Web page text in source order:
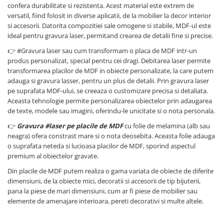
Placi Spuma / Polistiren
Geam Protectie Plexiglas
Placi PET Transparent
Produse FabTech
Promotii
confera durabilitate si rezistenta. Acest material este extrem de
versatil, fiind folosit in diverse aplicatii, de la mobilier la decor interior
si accesorii. Datorita compozitiei sale omogene si stabile, MDF-ul este
ideal pentru gravura laser, permitand crearea de detalii fine si precise.
👉 #Gravura laser sau cum transformam o placa de MDF intr-un
produs personalizat, special pentru cei dragi. Debitarea laser permite
transformarea placilor de MDF in obiecte personalizate, la care putem
adauga si gravura lasser, pentru un plus de detalii. Prin gravura laser
pe suprafata MDF-ului, se creeaza o customizare precisa si detaliata.
Aceasta tehnologie permite personalizarea obiectelor prin adaugarea
de texte, modele sau imagini, oferindu-le unicitate si o nota personala.
👉 Gravura #laser pe placile de MDFcu folie de melamina (alb sau
neagra) ofera constrast mare si o nota deosebita. Aceasta folie adauga
o suprafata neteda si lucioasa placilor de MDF, sporind aspectul
premium al obiectelor gravate.
Din placile de MDF putem realiza o gama variata de obiecte de diferite
dimensiuni, de la obiecte mici, decoratii si accesorii de tip bijuterii,
pana la piese de mari dimensiuni, cum ar fi piese de mobilier sau
elemente de amenajare interioara, pereti decorativi si multe altele.